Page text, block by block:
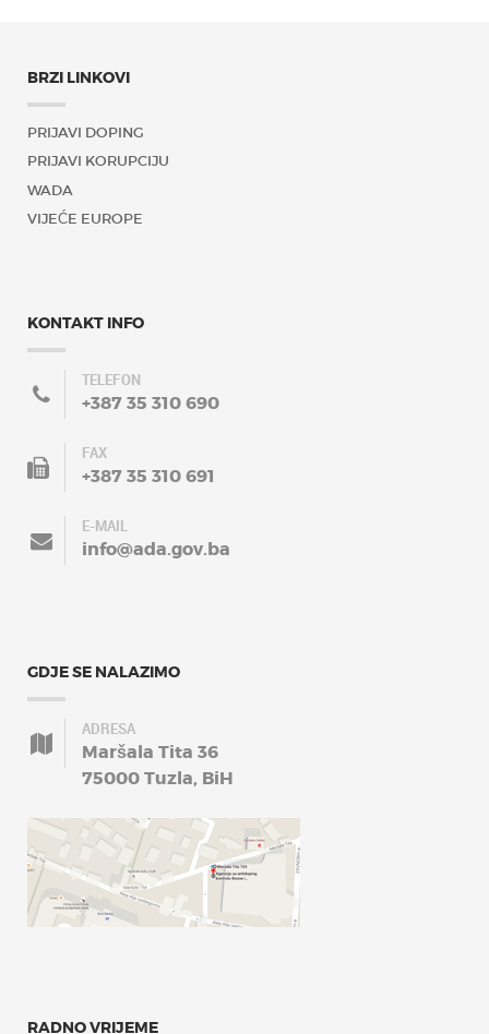
BRZI LINKOVI
PRIJAVI DOPING
PRIJAVI KORUPCIJU
WADA
VIJEĆE EUROPE
KONTAKT INFO
TELEFON
+387 35 310 690
FAX
+387 35 310 691
E-MAIL
info@ada.gov.ba
GDJE SE NALAZIMO
ADRESA
Maršala Tita 36
75000 Tuzla, BiH
RADNO VRIJEME